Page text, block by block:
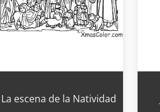
La escena de la Natividad